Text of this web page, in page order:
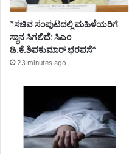
*ಸಚಿವ ಸಂಪುಟದಲ್ಲಿ ಮಹಿಳೆಯರಿಗೆ
ಸ್ಥಾನ ಸಿಗಲಿದೆ: ಸಿಎಂ
ಡಿ.ಕೆ.ಶಿವಕುಮಾರ್ ಭರವಸೆ*
23 minutes ago